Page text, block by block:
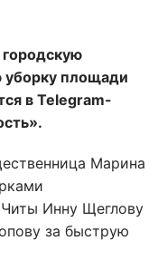
уборку площади
в Telegram-
Марина
Инну Щеглову
за быструю